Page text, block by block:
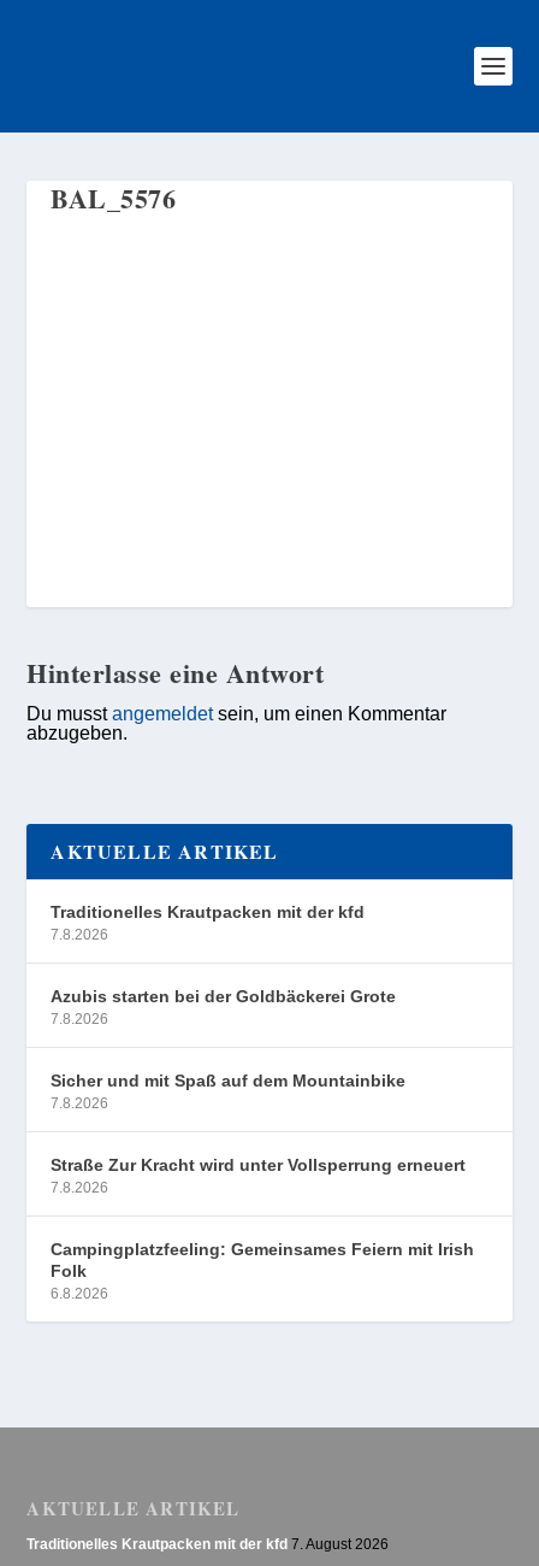
BAL_5576
Hinterlasse eine Antwort
Du musstangemeldetsein, um einen Kommentar
abzugeben.
AKTUELLE ARTIKEL
Traditionelles Krautpacken mit der kfd
7.8.2026
Azubis starten bei der Goldbäckerei Grote
7.8.2026
Sicher und mit Spaß auf dem Mountainbike
7.8.2026
Straße Zur Kracht wird unter Vollsperrung erneuert
7.8.2026
Campingplatzfeeling: Gemeinsames Feiern mit Irish
Folk
6.8.2026
AKTUELLE ARTIKEL
Traditionelles Krautpacken mit der kfd 7. August 2026